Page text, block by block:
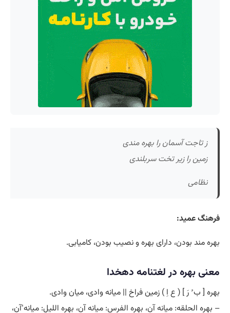
ز تاجت آسمان را بهره مندی
زمین را زیر تخت سربلندی
نظامی
فرهنگ عمید:
بهره مند بودن، دارای بهره و نصیب بودن، کامیابی.
معنی بهره در لغتنامه دهخدا
بهره [ ب ُ رَ ] ( ع اِ ) زمین فراخ || میانه وادی، میان وادی.
– بهره الحلقه: میانه آن، بهره الفرس: میانه آن، بهره اللیل: میانه ٔآن،